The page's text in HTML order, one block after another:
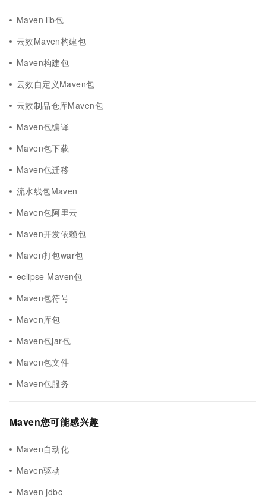
Maven lib包
云效Maven构建包
Maven构建包
云效自定义Maven包
云效制品仓库Maven包
Maven包编译
Maven包下载
Maven包迁移
流水线包Maven
Maven包阿里云
Maven开发依赖包
Maven打包war包
eclipse Maven包
Maven包符号
Maven库包
Maven包jar包
Maven包文件
Maven包服务
Maven您可能感兴趣
Maven自动化
Maven驱动
Maven jdbc